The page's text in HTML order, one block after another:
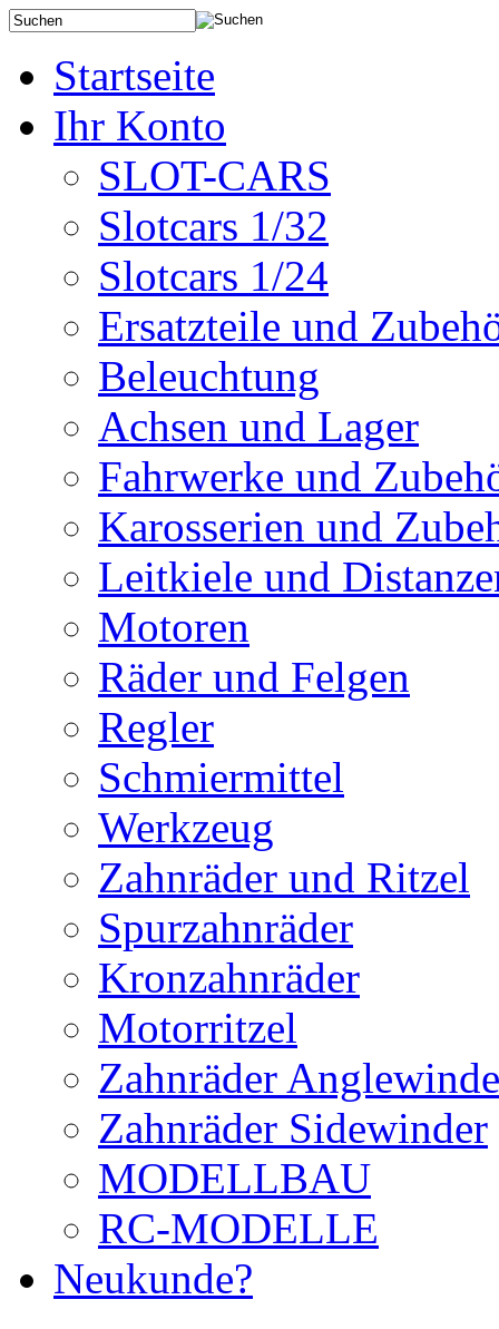
Startseite
Ihr Konto
SLOT-CARS
Slotcars 1/32
Slotcars 1/24
Ersatzteile und
Beleuchtung
Achsen und Lager
Fahrwerke und
Karosserien und
Leitkiele und
Motoren
Räder und Felgen
Regler
Schmiermittel
Werkzeug
Zahnräder und Ritzel
Spurzahnräder
Kronzahnräder
Motorritzel
Zahnräder
Zahnräder Sidewinder
MODELLBAU
RC-MODELLE
Neukunde?